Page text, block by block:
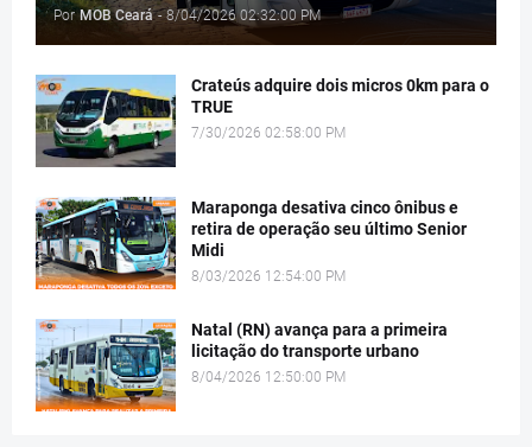
Por MOB Ceará - 8/04/2026 02:32:00 PM
Crateús adquire dois micros 0km para o
TRUE
7/30/2026 02:58:00 PM
Maraponga desativa cinco ônibus e
retira de operação seu último Senior
Midi
8/03/2026 12:54:00 PM
Natal (RN) avança para a primeira
licitação do transporte urbano
8/04/2026 12:50:00 PM